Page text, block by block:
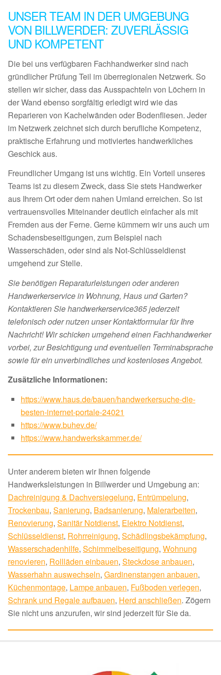
UNSER TEAM IN DER UMGEBUNG
VON BILLWERDER: ZUVERLÄSSIG
UND KOMPETENT
Die bei uns verfügbaren Fachhandwerker sind nach
gründlicher Prüfung Teil im überregionalen Netzwerk. So
stellen wir sicher, dass das Ausspachteln von Löchern in
der Wand ebenso sorgfältig erledigt wird wie das
Reparieren von Kachelwänden oder Bodenfliesen. Jeder
im Netzwerk zeichnet sich durch berufliche Kompetenz,
praktische Erfahrung und motiviertes handwerkliches
Geschick aus.
Freundlicher Umgang ist uns wichtig. Ein Vorteil unseres
Teams ist zu diesem Zweck, dass Sie stets Handwerker
aus Ihrem Ort oder dem nahen Umland erreichen. So ist
vertrauensvolles Miteinander deutlich einfacher als mit
Fremden aus der Ferne. Gerne kümmern wir uns auch um
Schadensbeseitigungen, zum Beispiel nach
Wasserschäden, oder sind als Not-Schlüsseldienst
umgehend zur Stelle.
Sie benötigen Reparaturleistungen oder anderen
Handwerkerservice in Wohnung, Haus und Garten?
Kontaktieren Sie handwerkerservice365 jederzeit
telefonisch oder nutzen unser Kontaktformular für Ihre
Nachricht! Wir schicken umgehend einen Fachhandwerker
vorbei, zur Besichtigung und eventuellen Terminabsprache
sowie für ein unverbindliches und kostenloses Angebot.
Zusätzliche Informationen:
https://www.haus.de/bauen/handwerkersuche-die-
besten-internet-portale-24021
https://www.buhev.de/
https://www.handwerkskammer.de/
Unter anderem bieten wir Ihnen folgende
Handwerksleistungen in Billwerder und Umgebung an:
Dachreinigung & Dachversiegelung, Entrümpelung,
Trockenbau, Sanierung, Badsanierung, Malerarbeiten,
Renovierung, Sanitär Notdienst, Elektro Notdienst,
Schlüsseldienst, Rohrreinigung, Schädlingsbekämpfung,
Wasserschadenhilfe, Schimmelbeseitigung, Wohnung
renovieren, Rollläden einbauen, Steckdose anbauen,
Wasserhahn auswechseln, Gardinenstangen anbauen,
Küchenmontage, Lampe anbauen, Fußboden verlegen,
Schrank und Regale aufbauen, Herd anschließen. Zögern
Sie nicht uns anzurufen, wir sind jederzeit für Sie da.